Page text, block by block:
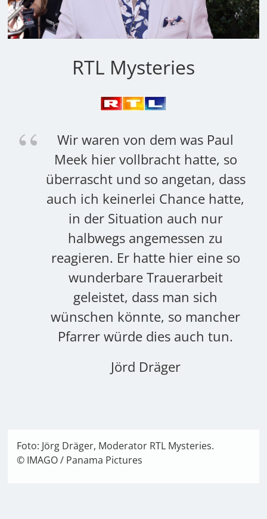
RTL Mysteries
Wir waren von dem was Paul
Meek hier vollbracht hatte, so
überrascht und so angetan, dass
auch ich keinerlei Chance hatte,
in der Situation auch nur
halbwegs angemessen zu
reagieren. Er hatte hier eine so
wunderbare Trauerarbeit
geleistet, dass man sich
wünschen könnte, so mancher
Pfarrer würde dies auch tun.
Jörd Dräger
Foto: Jörg Dräger, Moderator RTL Mysteries.
© IMAGO / Panama Pictures